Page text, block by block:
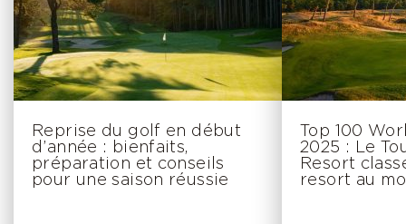
Reprise du golf en début
d’année : bienfaits,
préparation et conseils
pour une saison réussie
Top 100
2025 : Le
Resort
resort au